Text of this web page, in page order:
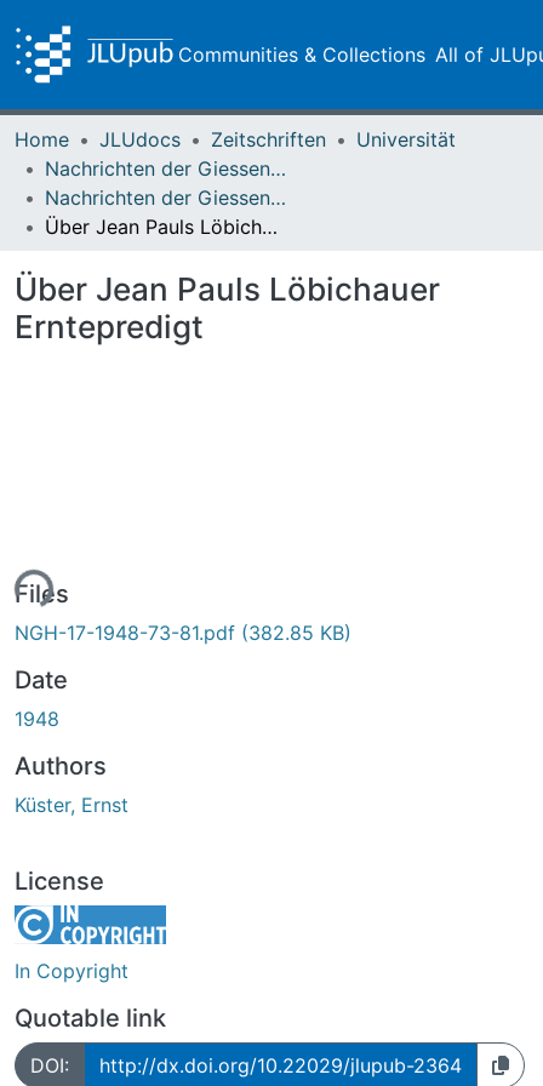
Communities & Collections All of
Home JLUdocs Zeitschriften
Universität
Nachrichten der Giessener Hochschulgesellschaft
Nachrichten der Giessener Hochschulgesellschaft Vol. 17 (1948)
Über Jean Pauls Löbichauer Erntepredigt
Über Jean Pauls Löbichauer
Erntepredigt
Files
NGH-17-1948-73-81.pdf (382.85 KB)
Date
1948
Authors
Küster, Ernst
License
In Copyright
Quotable link
DOI: http://dx.doi.org/10.22029/jlupub-2364